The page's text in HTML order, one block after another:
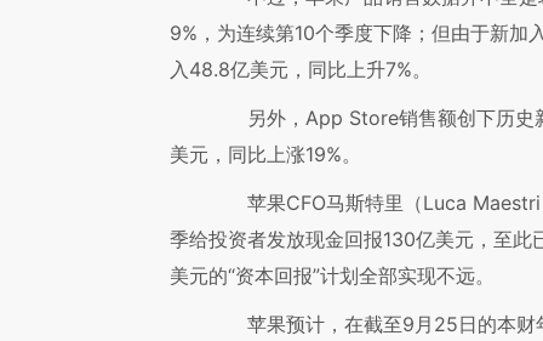
9%，为连续第10个季度下降；但由于新
入48.8亿美元，同比上升7%。
另外，App Store销售额创下历史
美元，同比上涨19%。
苹果CFO马斯特里（Luca Maestri
季给投资者发放现金回报130亿美元，至
美元的“资本回报”计划全部实现不远。
苹果预计，在截至9月25日的本财